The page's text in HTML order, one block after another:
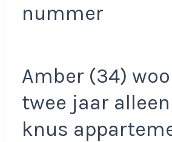
nummer
Amber (34)
twee jaar
knus